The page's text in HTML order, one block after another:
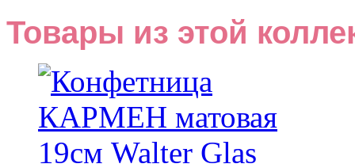
Товары из этой